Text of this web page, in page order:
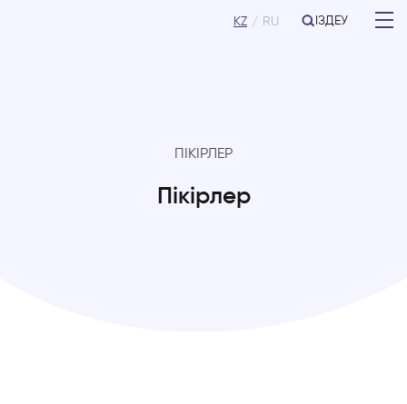
KZ RU ІЗДЕУ
ПІКІРЛЕР
Пікірлер